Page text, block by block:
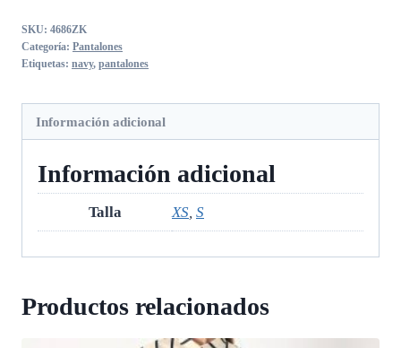
cantidad
SKU: 4686ZK
Categoría: Pantalones
Etiquetas: navy, pantalones
Información adicional
Información adicional
Talla XS, S
Productos relacionados